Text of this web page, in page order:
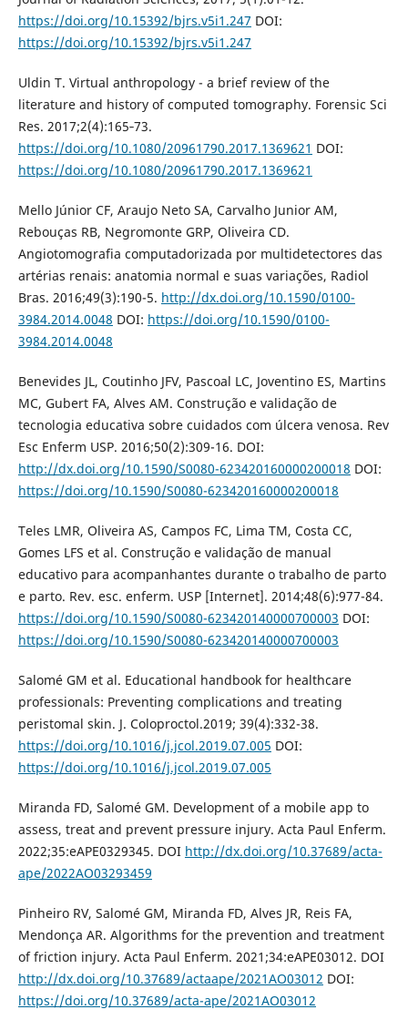
https://doi.org/10.15392/bjrs.v5i1.247 DOI:
https://doi.org/10.15392/bjrs.v5i1.247
Uldin T. Virtual anthropology - a brief review of the
literature and history of computed tomography. Forensic Sci
Res. 2017;2(4):165‐73.
https://doi.org/10.1080/20961790.2017.1369621 DOI:
https://doi.org/10.1080/20961790.2017.1369621
Mello Júnior CF, Araujo Neto SA, Carvalho Junior AM,
Rebouças RB, Negromonte GRP, Oliveira CD.
Angiotomografia computadorizada por multidetectores das
artérias renais: anatomia normal e suas variações, Radiol
Bras. 2016;49(3):190-5. http://dx.doi.org/10.1590/0100-
3984.2014.0048 DOI: https://doi.org/10.1590/0100-
3984.2014.0048
Benevides JL, Coutinho JFV, Pascoal LC, Joventino ES, Martins
MC, Gubert FA, Alves AM. Construção e validação de
tecnologia educativa sobre cuidados com úlcera venosa. Rev
Esc Enferm USP. 2016;50(2):309-16. DOI:
http://dx.doi.org/10.1590/S0080-623420160000200018 DOI:
https://doi.org/10.1590/S0080-623420160000200018
Teles LMR, Oliveira AS, Campos FC, Lima TM, Costa CC,
Gomes LFS et al. Construção e validação de manual
educativo para acompanhantes durante o trabalho de parto
e parto. Rev. esc. enferm. USP [Internet]. 2014;48(6):977-84.
https://doi.org/10.1590/S0080-623420140000700003 DOI:
https://doi.org/10.1590/S0080-623420140000700003
Salomé GM et al. Educational handbook for healthcare
professionals: Preventing complications and treating
peristomal skin. J. Coloproctol.2019; 39(4):332-38.
https://doi.org/10.1016/j.jcol.2019.07.005 DOI:
https://doi.org/10.1016/j.jcol.2019.07.005
Miranda FD, Salomé GM. Development of a mobile app to
assess, treat and prevent pressure injury. Acta Paul Enferm.
2022;35:eAPE0329345. DOI http://dx.doi.org/10.37689/acta-
ape/2022AO03293459
Pinheiro RV, Salomé GM, Miranda FD, Alves JR, Reis FA,
Mendonça AR. Algorithms for the prevention and treatment
of friction injury. Acta Paul Enferm. 2021;34:eAPE03012. DOI
http://dx.doi.org/10.37689/actaape/2021AO03012 DOI:
https://doi.org/10.37689/acta-ape/2021AO03012